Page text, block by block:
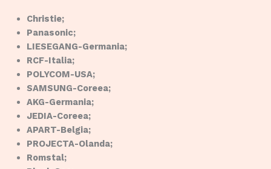
Christie;
Panasonic;
LIESEGANG-Germania;
RCF-Italia;
POLYCOM-USA;
SAMSUNG-Coreea;
AKG-Germania;
JEDIA-Coreea;
APART-Belgia;
PROJECTA-Olanda;
Romstal;